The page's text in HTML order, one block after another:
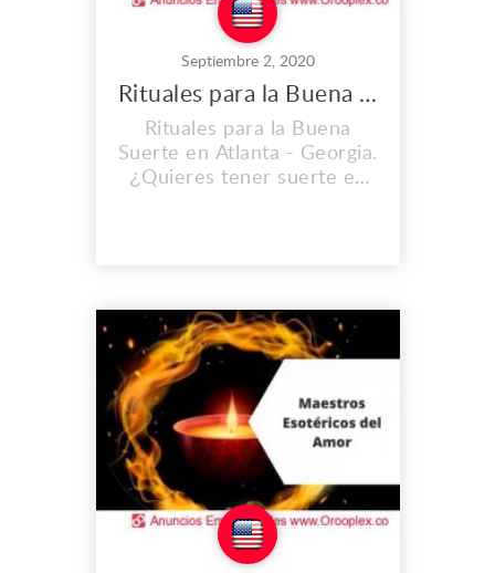
Septiembre 2, 2020
Rituales para la Buena Suerte en Atlanta
Rituales para la Buena
Suerte en Atlanta - Georgia.
¿Quieres tener suerte en
mejorar tus ingresos.
comunícate ahora a este tu
centro espiritual oasis de
amor. Soluciona tus rela...